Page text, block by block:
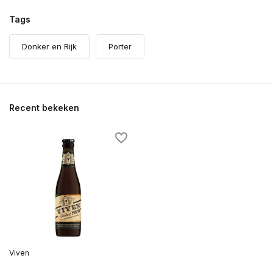
Tags
Donker en Rijk Porter
Recent bekeken
Viven